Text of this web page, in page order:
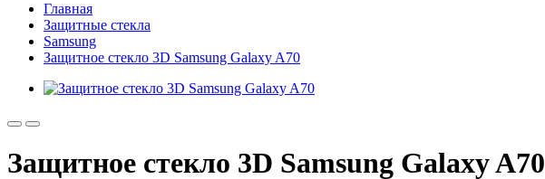
Главная
Защитные стекла
Samsung
Защитное стекло 3D Samsung Galaxy A70
Защитное стекло 3D Samsung Galaxy A70